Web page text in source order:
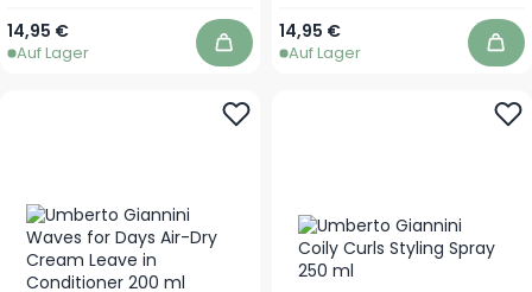
14,95 €
Auf Lager In den Warenkorb
14,95 €
Auf Lager In